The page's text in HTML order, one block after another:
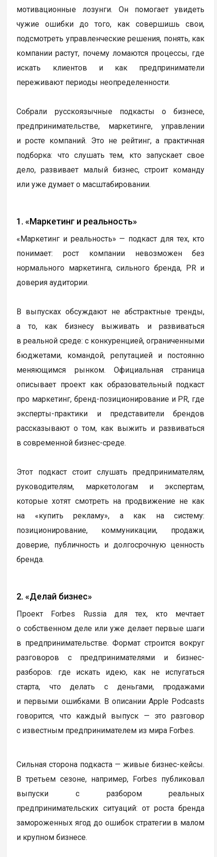
мотивационные лозунги. Он помогает увидеть
чужие ошибки до того, как совершишь свои,
подсмотреть управленческие решения, понять, как
компании растут, почему ломаются процессы, где
искать клиентов и как предприниматели
переживают периоды неопределенности.
Собрали русскоязычные подкасты о бизнесе,
предпринимательстве, маркетинге, управлении
и росте компаний. Это не рейтинг, а практичная
подборка: что слушать тем, кто запускает свое
дело, развивает малый бизнес, строит команду
или уже думает о масштабировании.
1. «Маркетинг и реальность»
«Маркетинг и реальность» — подкаст для тех, кто
понимает: рост компании невозможен без
нормального маркетинга, сильного бренда, PR и
доверия аудитории.
В выпусках обсуждают не абстрактные тренды,
а то, как бизнесу выживать и развиваться
в реальной среде: с конкуренцией, ограниченными
бюджетами, командой, репутацией и постоянно
меняющимся рынком. Официальная страница
описывает проект как образовательный подкаст
про маркетинг, бренд-позиционирование и PR, где
эксперты-практики и представители брендов
рассказывают о том, как выжить и развиваться
в современной бизнес-среде.
Этот подкаст стоит слушать предпринимателям,
руководителям, маркетологам и экспертам,
которые хотят смотреть на продвижение не как
на «купить рекламу», а как на систему:
позиционирование, коммуникации, продажи,
доверие, публичность и долгосрочную ценность
бренда.
2. «Делай бизнес»
Проект Forbes Russia для тех, кто мечтает
о собственном деле или уже делает первые шаги
в предпринимательстве. Формат строится вокруг
разговоров с предпринимателями и бизнес-
разборов: где искать идею, как не испугаться
старта, что делать с деньгами, продажами
и первыми ошибками. В описании Apple Podcasts
говорится, что каждый выпуск — это разговор
с известным предпринимателем из мира Forbes.
Сильная сторона подкаста — живые бизнес-кейсы.
В третьем сезоне, например, Forbes публиковал
выпуски с разбором реальных
предпринимательских ситуаций: от роста бренда
замороженных ягод до ошибок стратегии в малом
и крупном бизнесе.